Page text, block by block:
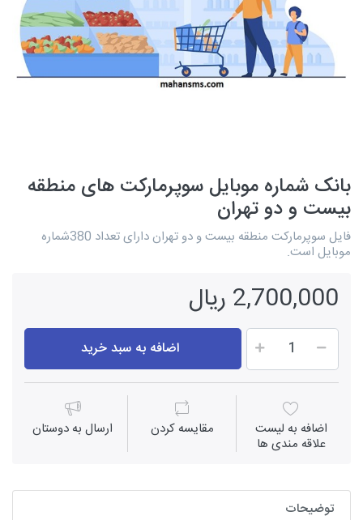
بانک شماره موبایل سوپرمارکت های منطقه
بیست و دو تهران
فایل سوپرمارکت منطقه بیست و دو تهران دارای تعداد 380شماره
موبایل است.
2,700,000 ریال
اضافه به سبد خرید
اضافه به لیست
علاقه مندی ها
مقايسه كردن ارسال به دوستان
توضیحات